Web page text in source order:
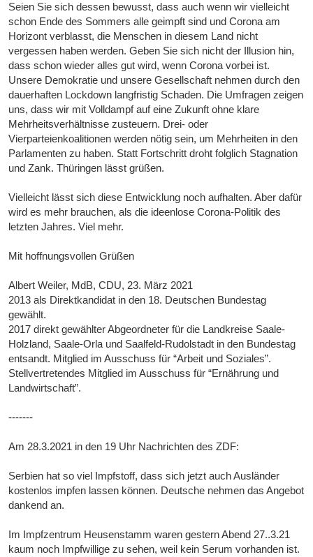
Seien Sie sich dessen bewusst, dass auch wenn wir vielleicht
schon Ende des Sommers alle geimpft sind und Corona am
Horizont verblasst, die Menschen in diesem Land nicht
vergessen haben werden. Geben Sie sich nicht der Illusion hin,
dass schon wieder alles gut wird, wenn Corona vorbei ist.
Unsere Demokratie und unsere Gesellschaft nehmen durch den
dauerhaften Lockdown langfristig Schaden. Die Umfragen zeigen
uns, dass wir mit Volldampf auf eine Zukunft ohne klare
Mehrheitsverhältnisse zusteuern. Drei- oder
Vierparteienkoalitionen werden nötig sein, um Mehrheiten in den
Parlamenten zu haben. Statt Fortschritt droht folglich Stagnation
und Zank. Thüringen lässt grüßen.
Vielleicht lässt sich diese Entwicklung noch aufhalten. Aber dafür
wird es mehr brauchen, als die ideenlose Corona-Politik des
letzten Jahres. Viel mehr.
Mit hoffnungsvollen Grüßen
Albert Weiler, MdB, CDU, 23. März 2021
2013 als Direktkandidat in den 18. Deutschen Bundestag
gewählt.
2017 direkt gewählter Abgeordneter für die Landkreise Saale-
Holzland, Saale-Orla und Saalfeld-Rudolstadt in den Bundestag
entsandt. Mitglied im Ausschuss für “Arbeit und Soziales”.
Stellvertretendes Mitglied im Ausschuss für “Ernährung und
Landwirtschaft”.
-------
Am 28.3.2021 in den 19 Uhr Nachrichten des ZDF:
Serbien hat so viel Impfstoff, dass sich jetzt auch Ausländer
kostenlos impfen lassen können. Deutsche nehmen das Angebot
dankend an.
Im Impfzentrum Heusenstamm waren gestern Abend 27..3.21
kaum noch Impfwillige zu sehen, weil kein Serum vorhanden ist.